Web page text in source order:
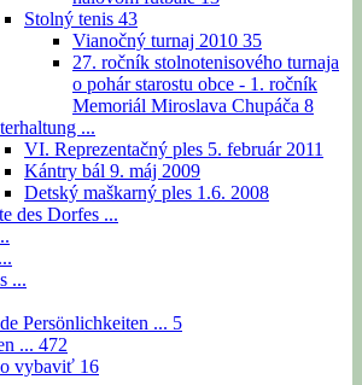
Stolný tenis 43
Vianočný turnaj 2010 35
27. ročník stolnotenisového turnaja
o pohár starostu obce - 1. ročník
Memoriál Miroslava Chupáča 8
...
VI. Reprezentačný ples 5. február 2011
Kántry bál 9. máj 2009
Detský maškarný ples 1.6. 2008
des Dorfes ...
...
Persönlichkeiten ... 5
... 472
vybaviť 16